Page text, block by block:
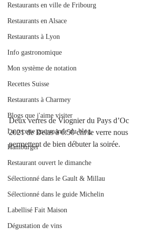
Restaurants en ville de Fribourg
Restaurants en Alsace
Restaurants à Lyon
Info gastronomique
Mon système de notation
Recettes Suisse
Restaurants à Charmey
Blogs que j'aime visiter
La recette gourmande du blog.
Hamburger
Restaurant ouvert le dimanche
Sélectionné dans le Gault & Millau
Sélectionné dans le guide Michelin
Labellisé Fait Maison
Dégustation de vins
Deux verres de Viognier du Pays d’Oc
2021 de Delas à 6.50 chf le verre nous
permettent de bien débuter la soirée.